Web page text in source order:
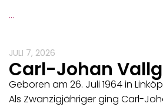
…
JULI 7, 2026
Carl-Johan
Geboren am 26. Juli 1964 in
Als Zwanzigjähriger ging Carl-